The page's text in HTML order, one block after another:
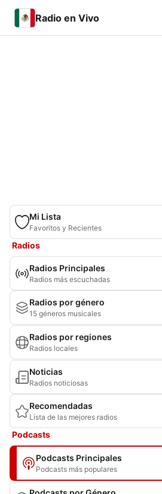
Radio en Vivo
Mi Lista
Favoritos y Recientes
Radios
Radios Principales
Radios más escuchadas
Radios por género
15 géneros musicales
Radios por regiones
Radios locales
Noticias
Radios noticiosas
Recomendadas
Lista de las mejores radios
Podcasts
Podcasts Principales
Podcasts más populares